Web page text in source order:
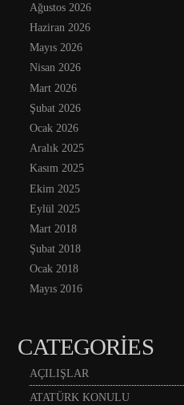
Ağustos 2026
Haziran 2026
Mayıs 2026
Nisan 2026
Mart 2026
Şubat 2026
Ocak 2026
Aralık 2025
Kasım 2025
Ekim 2025
Eylül 2025
Mart 2018
Şubat 2018
Ocak 2018
Mayıs 2016
CATEGORIES
AÇILIŞLAR
ATATÜRK KONULU